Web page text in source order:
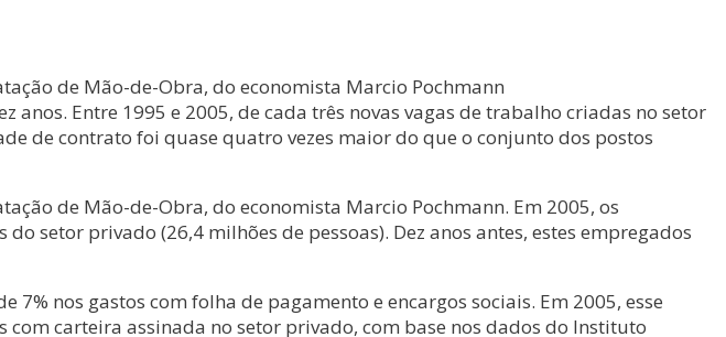
de Mão-de-Obra, do economista Marcio Pochmann
Entre 1995 e 2005, de cada três novas vagas de trabalho criadas no setor
de contrato foi quase quatro vezes maior do que o conjunto dos postos
de Mão-de-Obra, do economista Marcio Pochmann. Em 2005, os
setor privado (26,4 milhões de pessoas). Dez anos antes, estes empregados
nos gastos com folha de pagamento e encargos sociais. Em 2005, esse
carteira assinada no setor privado, com base nos dados do Instituto